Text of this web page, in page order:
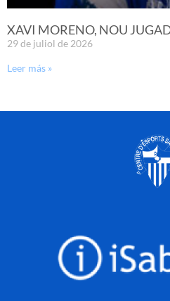
XAVI MORENO, NOU
29 de juliol de 2026
Leer más »